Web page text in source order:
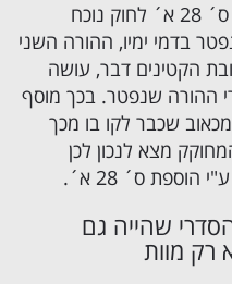
המחוקק מצא לנחוץ להוסיף את ס´ 28 א´ לחוק נוכח
בדמי ימיו, ההורה השני
הקטינים דבר, עושה
ההורה שנפטר. בכך מוסף
שכבר לקו בו מכך
מצא לנכון לכן
ס´ 28 א´.
שהייה גם
רק מוות